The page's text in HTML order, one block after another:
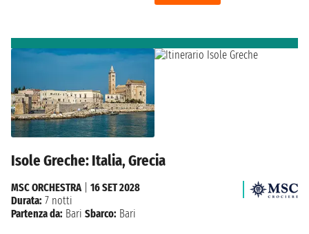
Isole Greche: Italia, Grecia
MSC ORCHESTRA| 16 SET 2028
Durata: 7 notti
Partenza da: Bari Sbarco: Bari